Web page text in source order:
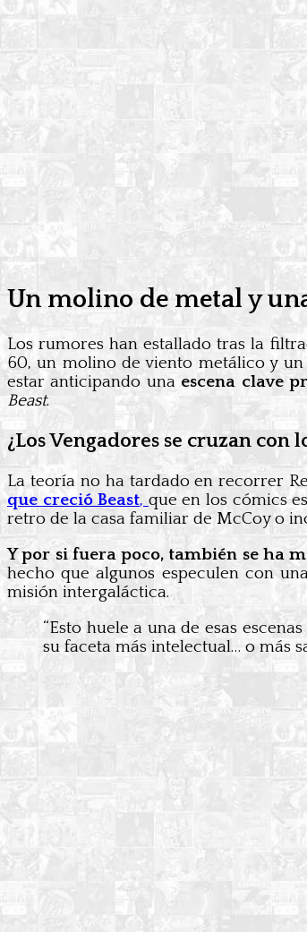
Un molino de metal y
Los rumores han estallado tras la
60, un molino de viento metálico y un
estar anticipando una escena clave
Beast.
¿Los Vengadores se cruzan con
La teoría no ha tardado en recorrer
que creció Beast, que en los cómics
retro de la casa familiar de McCoy o
Y por si fuera poco, también se ha
hecho que algunos especulen con
misión intergaláctica.
“Esto huele a una de esas
su faceta más intelectual… o más